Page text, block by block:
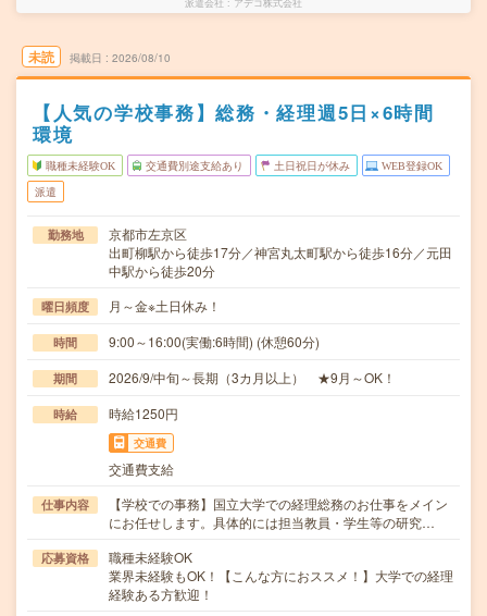
未読 掲載日 2026/08/10
【人気の学校事務】総務・経理週5日×6時間
環境
職種未経験OK 交通費別途支給あり 土日祝日が休み WEB登録OK
派遣
勤務地
京都市左京区
出町柳駅から徒歩17分／神宮丸太町駅から徒歩16分／元田
中駅から徒歩20分
曜日頻度 月～金※土日休み！
時間 9:00～16:00(実働:6時間) (休憩60分)
期間 2026/9/中旬～長期（3カ月以上） ★9月～OK！
時給 時給1250円
交通費
交通費支給
仕事内容
【学校での事務】国立大学での経理総務のお仕事をメイン
にお任せします。具体的には担当教員・学生等の研究…
応募資格
職種未経験OK
業界未経験もOK！【こんな方におススメ！】大学での経理
経験ある方歓迎！